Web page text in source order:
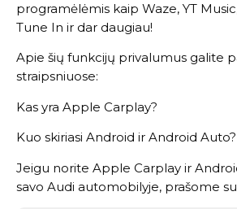
programėlėmis kaip Waze, YT
Tune In ir dar daugiau!
Apie šių funkcijų privalumus galite
straipsniuose:
Kas yra Apple Carplay?
Kuo skiriasi Android ir Android Auto?
Jeigu norite Apple Carplay ir
savo Audi automobilyje, prašome